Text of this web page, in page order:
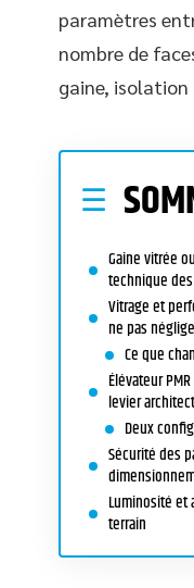
paramètres
nombre de
gaine, isolation
Gaine vitrée
technique
Vitrage et
ne pas
Ce que
Élévateur
levier
Deux
Sécurité des
Luminosité et
terrain